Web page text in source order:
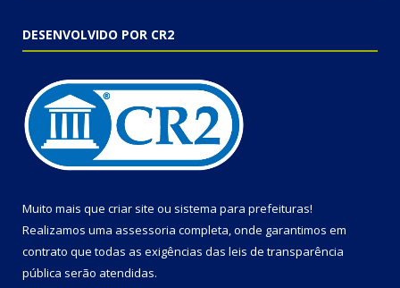
DESENVOLVIDO POR CR2
Muito mais que criar site ou sistema para prefeituras!
Realizamos uma assessoria completa, onde garantimos em
contrato que todas as exigências das leis de transparência
pública serão atendidas.